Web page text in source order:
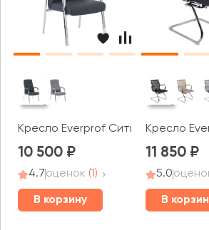
Кресло Everprof Сити / City
10 500
4.7оценок (1)
В корзину
Кресло
11 850
5.0
В